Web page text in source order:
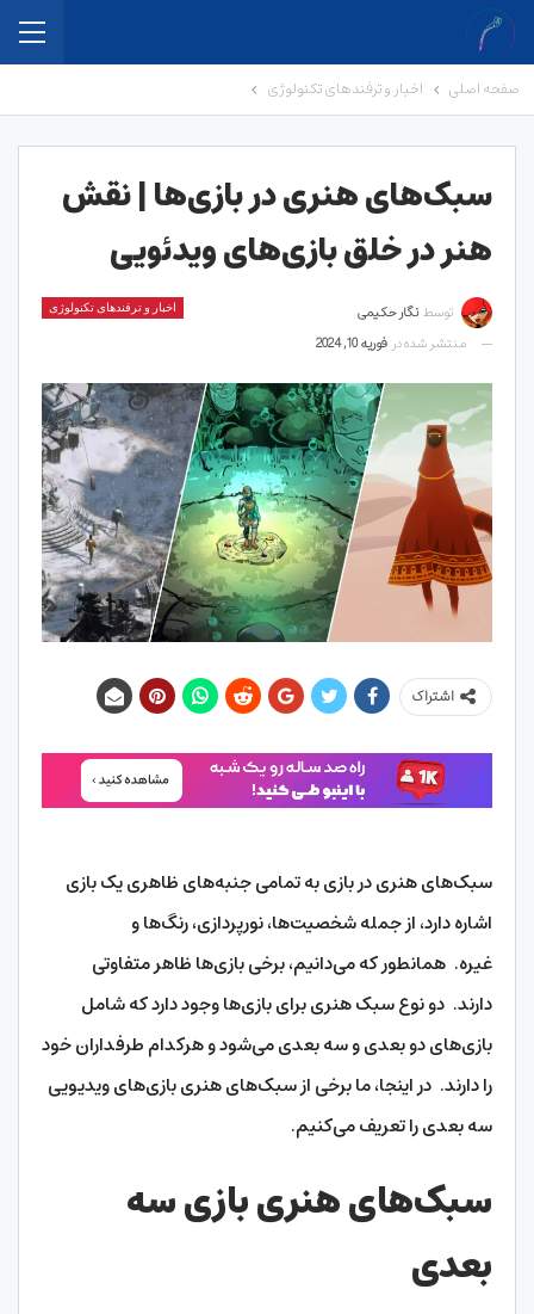
صفحه اصلی اخبار و ترفندهای تکنولوژی
سبک‌های هنری در بازی‌ها | نقش
هنر در خلق بازی‌های ویدئویی
اخبار و ترفندهای تکنولوژی توسط نگار حکیمی
منتشر شده در فوریه 10, 2024
اشتراک
سبک‌های هنری در بازی به تمامی جنبه‌های ظاهری یک بازی
اشاره دارد، از جمله شخصیت‌ها، نورپردازی، رنگ‌ها و
غیره. همانطور که می‌دانیم، برخی بازی‌ها ظاهر متفاوتی
دارند. دو نوع سبک هنری برای بازی‌ها وجود دارد که شامل
بازی‌های دو بعدی و سه بعدی می‌شود و هرکدام طرفداران خود
را دارند. در اینجا، ما برخی از سبک‌های هنری بازی‌های ویدیویی
سه بعدی را تعریف می‌کنیم.
سبک‌های هنری بازی سه
بعدی